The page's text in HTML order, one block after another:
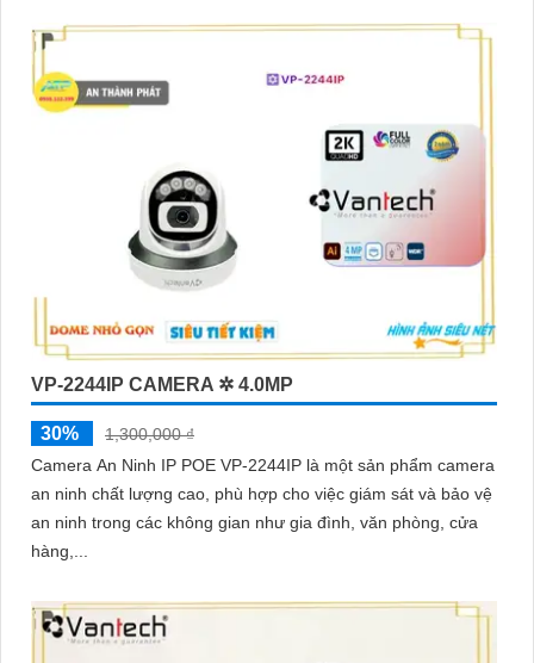
VP-2244IP CAMERA ✲ 4.0MP
30%
1,300,000 ₫
Camera An Ninh IP POE VP-2244IP là một sản phẩm camera
an ninh chất lượng cao, phù hợp cho việc giám sát và bảo vệ
an ninh trong các không gian như gia đình, văn phòng, cửa
hàng,...